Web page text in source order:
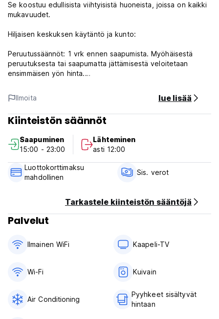
Se koostuu edullisista viihtyisistä huoneista, joissa on kaikki
mukavuudet.
Hiljaisen keskuksen käytäntö ja kunto:
Peruutussäännöt: 1 vrk ennen saapumista. Myöhäisestä
peruutuksesta tai saapumatta jättämisestä veloitetaan
ensimmäisen yön hinta.
Sisäänkirjautuminen klo 15.00-23.00
Lähtö ennen klo 11.00
Maksu saapumisen yhteydessä käteisellä, luotto- ja
Verot sisältyvät
Aamiainen ei sisälly hintaan
Yleistä:
24 tunnin vastaanotto
Ilmoita lue lisää
Kiinteistön säännöt
Saapuminen
15:00 - 23:00
Lähteminen
asti 12:00
Luottokorttimaksu
mahdollinen
Sis. verot
Tarkastele kiinteistön sääntöjä
Palvelut
Ilmainen WiFi Kaapeli-TV
Wi-Fi Kuivain
Air Conditioning
Pyyhkeet sisältyvät
hintaan